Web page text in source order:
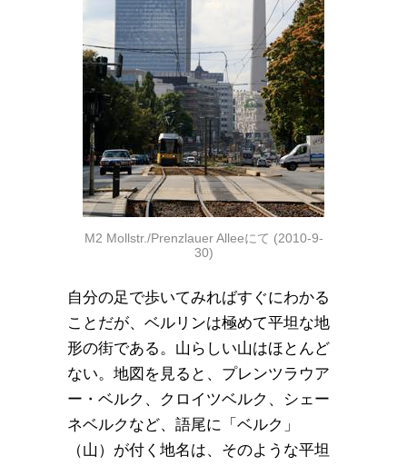
M2 Mollstr./Prenzlauer Alleeにて (2010-9-
30)
自分の足で歩いてみればすぐにわかる
ことだが、ベルリンは極めて平坦な地
形の街である。山らしい山はほとんど
ない。地図を見ると、プレンツラウア
ー・ベルク、クロイツベルク、シェー
ネベルクなど、語尾に「ベルク」
（山）が付く地名は、そのような平坦